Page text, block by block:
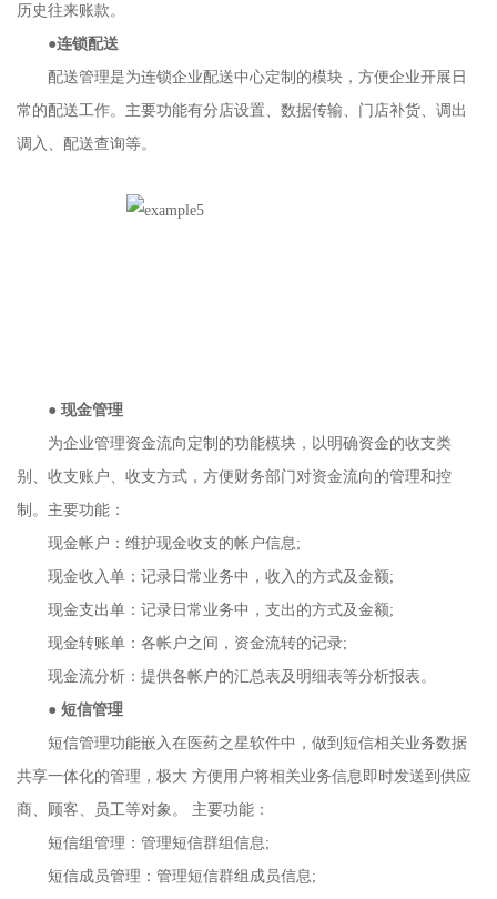
历史往来账款。
●连锁配送
配送管理是为连锁企业配送中心定制的模块，方便企业开展日
常的配送工作。主要功能有分店设置、数据传输、门店补货、调出
调入、配送查询等。
● 现金管理
为企业管理资金流向定制的功能模块，以明确资金的收支类
别、收支账户、收支方式，方便财务部门对资金流向的管理和控
制。主要功能：
现金帐户：维护现金收支的帐户信息;
现金收入单：记录日常业务中，收入的方式及金额;
现金支出单：记录日常业务中，支出的方式及金额;
现金转账单：各帐户之间，资金流转的记录;
现金流分析：提供各帐户的汇总表及明细表等分析报表。
● 短信管理
短信管理功能嵌入在医药之星软件中，做到短信相关业务数据
共享一体化的管理，极大 方便用户将相关业务信息即时发送到供应
商、顾客、员工等对象。 主要功能：
短信组管理：管理短信群组信息;
短信成员管理：管理短信群组成员信息;